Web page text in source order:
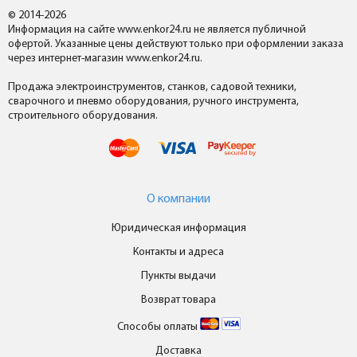
© 2014-2026
Информация на сайте www.enkor24.ru не является публичной
офертой. Указанные цены действуют только при оформлении заказа
через интернет-магазин www.enkor24.ru.
Продажа электроинструментов, станков, садовой техники,
сварочного и пневмо оборудования, ручного инструмента,
строительного оборудования.
О компании
Юридическая информация
Контакты и адреса
Пункты выдачи
Возврат товара
Способы оплаты
Доставка